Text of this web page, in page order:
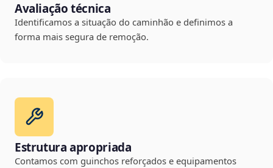
Avaliação técnica
Identificamos a situação do caminhão e definimos a
forma mais segura de remoção.
Estrutura apropriada
Contamos com guinchos reforçados e equipamentos